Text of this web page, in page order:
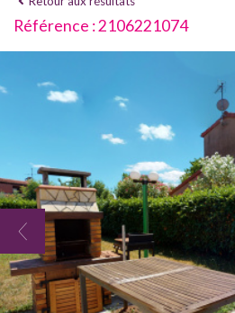
Référence : 2106221074